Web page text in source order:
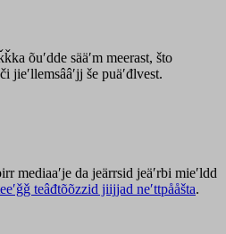
õuʹdde sääʹm meerast, što
jieʹllemsââʹjj še puäʹđlvest.
mediaaʹje da jeärrsid jeäʹrbi mieʹldd
teâđtõõzzid jiijjad neʹttpååšta.